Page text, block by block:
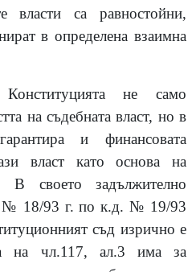
власти са равностойни,
в определена взаимна
не само
на съдебната власт, но в
и финансовата
власт като основа на
В своето задължително
№ 18/93 г. по к.д. № 19/93
съд изрично е
на чл.117, ал.3 има за